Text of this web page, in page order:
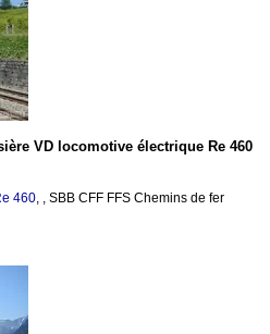
VD locomotive électrique Re 460
460, , SBB CFF FFS Chemins de fer